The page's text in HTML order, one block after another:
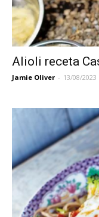
Alioli receta
Jamie Oliver - 13/08/2023